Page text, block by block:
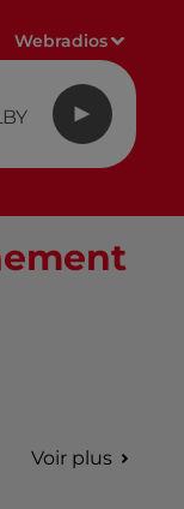
Webradios
Voir plus